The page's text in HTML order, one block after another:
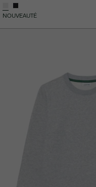
NOUVEAUTÉ